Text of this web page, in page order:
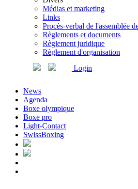
Médias et marketing
Links
Procès-verbal de l'assemblée
Règlements et documents
Règlement juridique
Règlement d'organisation
Login
News
Agenda
Boxe olympique
Boxe pro
Light-Contact
SwissBoxing